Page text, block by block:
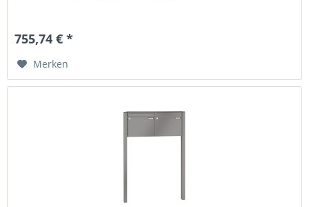
755,74 € *
Merken